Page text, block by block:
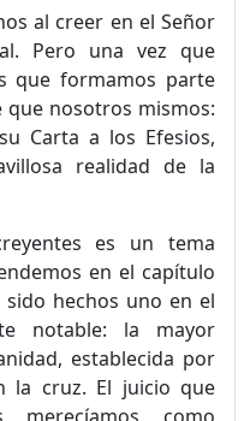
al creer en el Señor
Pero una vez que
que formamos parte
nosotros mismos:
Carta a los Efesios,
realidad de la
es un tema
en el capítulo
hechos uno en el
notable: la mayor
establecida por
la cruz. El juicio que